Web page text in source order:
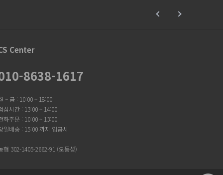
Center
8638-1617
~ 금 : 10:00 ~ 18:00
심시간 : 13:00 ~ 14:00
화주문 : 10:00 ~ 13:00
일배송 : 15:00 까지 입금시
협 302-1405-2662-91 (오동성)